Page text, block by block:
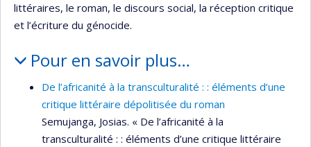
littéraires, le roman, le discours social, la réception critique
et l’écriture du génocide.
Pour en savoir plus…
De l’africanité à la transculturalité : : éléments d’une
critique littéraire dépolitisée du roman
Semujanga, Josias. « De l’africanité à la
transculturalité : : éléments d’une critique littéraire